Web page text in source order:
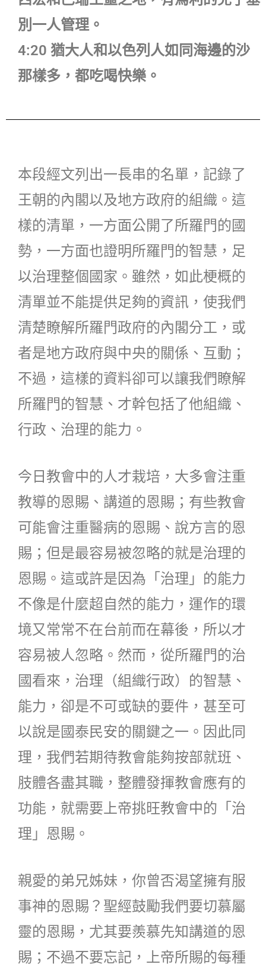
別一人管理。
4:20 猶大人和以色列人如同海邊的沙
那樣多，都吃喝快樂。
本段經文列出一長串的名單，記錄了
王朝的內閣以及地方政府的組織。這
樣的清單，一方面公開了所羅門的國
勢，一方面也證明所羅門的智慧，足
以治理整個國家。雖然，如此梗概的
清單並不能提供足夠的資訊，使我們
清楚瞭解所羅門政府的內閣分工，或
者是地方政府與中央的關係、互動；
不過，這樣的資料卻可以讓我們瞭解
所羅門的智慧、才幹包括了他組織、
行政、治理的能力。
今日教會中的人才栽培，大多會注重
教導的恩賜、講道的恩賜；有些教會
可能會注重醫病的恩賜、說方言的恩
賜；但是最容易被忽略的就是治理的
恩賜。這或許是因為「治理」的能力
不像是什麼超自然的能力，運作的環
境又常常不在台前而在幕後，所以才
容易被人忽略。然而，從所羅門的治
國看來，治理（組織行政）的智慧、
能力，卻是不可或缺的要件，甚至可
以說是國泰民安的關鍵之一。因此同
理，我們若期待教會能夠按部就班、
肢體各盡其職，整體發揮教會應有的
功能，就需要上帝挑旺教會中的「治
理」恩賜。
親愛的弟兄姊妹，你曾否渴望擁有服
事神的恩賜？聖經鼓勵我們要切慕屬
靈的恩賜，尤其要羨慕先知講道的恩
賜；不過不要忘記，上帝所賜的每種